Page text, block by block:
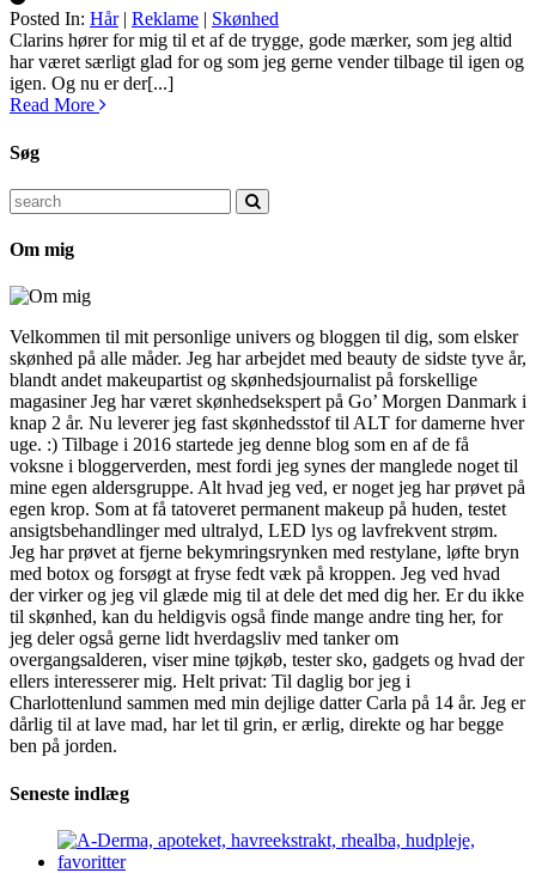
Posted In: Hår| Reklame | Skønhed
Silke
Clarins hører for mig til et af de trygge, gode mærker, som jeg altid
har været særligt glad for og som jeg gerne vender tilbage til igen og
igen. Og nu er der[...]
Read More
Søg
Search
for:
Om mig
Velkommen til mit personlige univers og bloggen til dig, som elsker
skønhed på alle måder. Jeg har arbejdet med beauty de sidste tyve år,
blandt andet makeupartist og skønhedsjournalist på forskellige
magasiner Jeg har været skønhedsekspert på Go’ Morgen Danmark i
knap 2 år. Nu leverer jeg fast skønhedsstof til ALT for damerne hver
uge. :) Tilbage i 2016 startede jeg denne blog som en af de få
voksne i bloggerverden, mest fordi jeg synes der manglede noget til
mine egen aldersgruppe. Alt hvad jeg ved, er noget jeg har prøvet på
egen krop. Som at få tatoveret permanent makeup på huden, testet
ansigtsbehandlinger med ultralyd, LED lys og lavfrekvent strøm.
Jeg har prøvet at fjerne bekymringsrynken med restylane, løfte bryn
med botox og forsøgt at fryse fedt væk på kroppen. Jeg ved hvad
der virker og jeg vil glæde mig til at dele det med dig her. Er du ikke
til skønhed, kan du heldigvis også finde mange andre ting her, for
jeg deler også gerne lidt hverdagsliv med tanker om
overgangsalderen, viser mine tøjkøb, tester sko, gadgets og hvad der
ellers interesserer mig. Helt privat: Til daglig bor jeg i
Charlottenlund sammen med min dejlige datter Carla på 14 år. Jeg er
dårlig til at lave mad, har let til grin, er ærlig, direkte og har begge
ben på jorden.
Seneste indlæg